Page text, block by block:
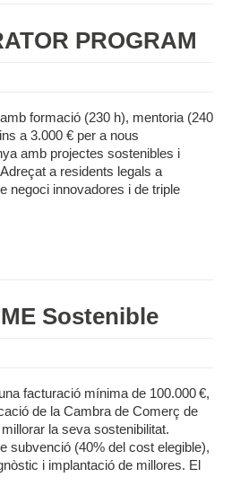
PROGRAM
formació (230 h), mentoria (240
a 3.000 € per a nous
amb projectes sostenibles i
a residents legals a
negoci innovadores i de triple
Sostenible
facturació mínima de 100.000 €,
de la Cambra de Comerç de
la seva sostenibilitat.
subvenció (40% del cost elegible),
i implantació de millores. El